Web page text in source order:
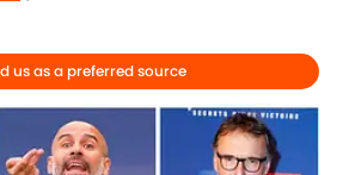
us as a preferred source